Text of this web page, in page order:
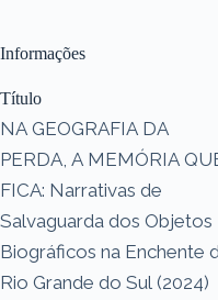
Informações
Título
NA GEOGRAFIA DA
PERDA, A MEMÓRIA
FICA: Narrativas de
Salvaguarda dos Objetos
Biográficos na Enchente
Rio Grande do Sul (2024)